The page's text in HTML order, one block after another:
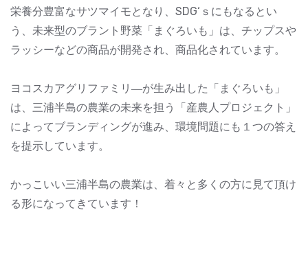
栄養分豊富なサツマイモとなり、SDG‘ｓにもなるとい
う、未来型のブラント野菜「まぐろいも」は、チップスや
ラッシーなどの商品が開発され、商品化されています。
ヨコスカアグリファミリ―が生み出した「まぐろいも」
は、三浦半島の農業の未来を担う「産農人プロジェクト」
によってブランディングが進み、環境問題にも１つの答え
を提示しています。
かっこいい三浦半島の農業は、着々と多くの方に見て頂け
る形になってきています！